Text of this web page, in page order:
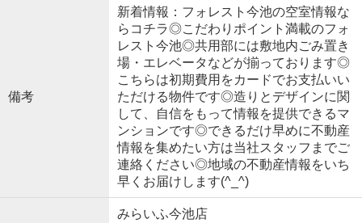
備考
新着情報：フォレスト今池の空室情報な
らコチラ◎こだわりポイント満載のフォ
レスト今池◎共用部には敷地内ごみ置き
場・エレベータなどが揃っております◎
こちらは初期費用をカードでお支払いい
ただける物件です◎造りとデザインに関
して、自信をもって情報を提供できるマ
ンションです◎できるだけ早めに不動産
情報を集めたい方は当社スタッフまでご
連絡ください◎地域の不動産情報をいち
早くお届けします(^_^)
みらいふ今池店